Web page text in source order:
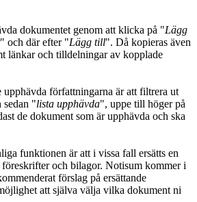
dokumentet genom att klicka på "Lägg
" och där efter "Lägg till". Då kopieras även
länkar och tilldelningar av kopplade
upphävda författningarna är att filtrera ut
sedan "lista upphävda", uppe till höger på
de dokument som är upphävda och ska
funktionen är att i vissa fall ersätts en
och bilagor. Notisum kommer i
förslag på ersättande
att själva välja vilka dokument ni